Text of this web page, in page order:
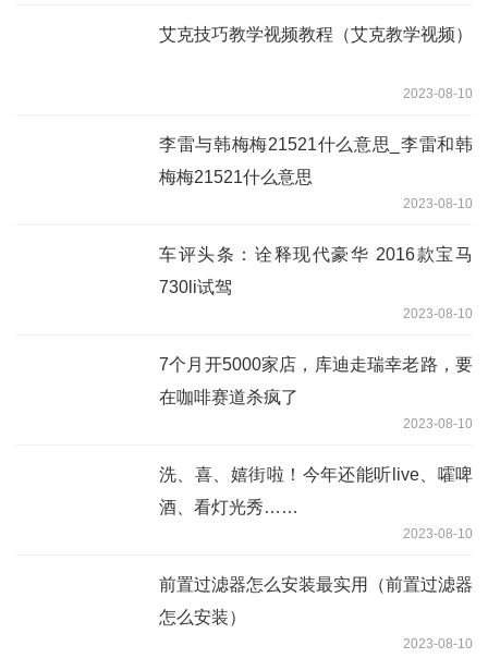
艾克技巧教学视频教程（艾克教学视频）
2023-08-10
李雷与韩梅梅21521什么意思_李雷和韩
梅梅21521什么意思
2023-08-10
车评头条：诠释现代豪华 2016款宝马
730li试驾
2023-08-10
7个月开5000家店，库迪走瑞幸老路，要
在咖啡赛道杀疯了
2023-08-10
洗、喜、嬉街啦！今年还能听live、嚯啤
酒、看灯光秀……
2023-08-10
前置过滤器怎么安装最实用（前置过滤器
怎么安装）
2023-08-10